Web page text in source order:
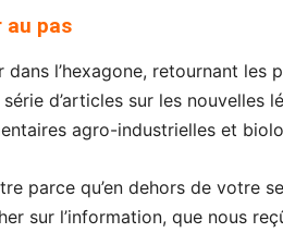
au pas
l’hexagone, retournant les
d’articles sur les nouvelles
agro-industrielles et
parce qu’en dehors de votre
sur l’information, que nous